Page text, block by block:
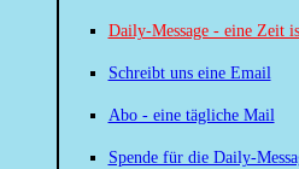
Daily-Message - eine Zeit
Schreibt uns eine Email
Abo - eine tägliche Mail
Spende für die Daily-